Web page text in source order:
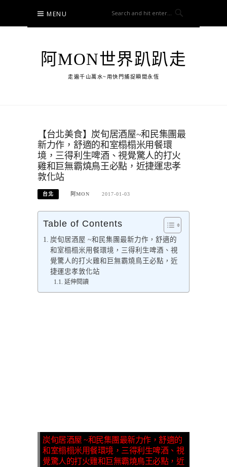
content
MENU
阿MON世界趴趴走
走遍千山萬水~用快門捕捉瞬間永恆
【台北美食】炭旬居酒屋~和民集團最
新力作，舒適的和室榻榻米用餐環
境，三得利生啤酒、視覺驚人的打火
雞和巨無霸燒鳥王必點，近捷運忠孝
敦化站
台北 阿MON 2017-01-03
Table of Contents
炭旬居酒屋 ~和民集團最新力作，舒適的
和室榻榻米用餐環境，三得利生啤酒、視
覺驚人的打火雞和巨無霸燒鳥王必點，近
捷運忠孝敦化站
延伸閱讀
炭旬居酒屋 ~和民集團最新力作，舒適的
和室榻榻米用餐環境，三得利生啤酒、視
覺驚人的打火雞和巨無霸燒鳥王必點，近